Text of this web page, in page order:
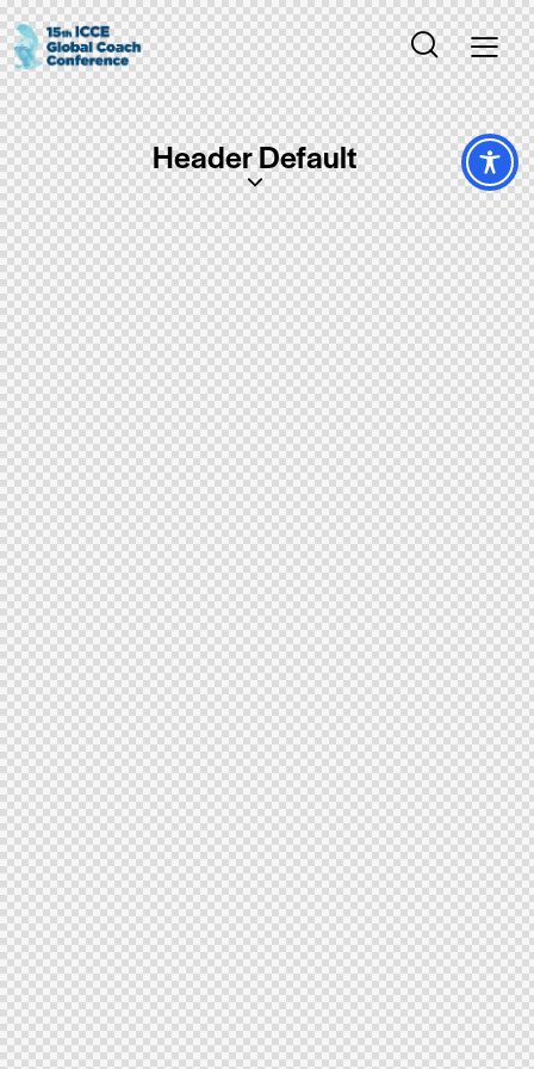
Header Default